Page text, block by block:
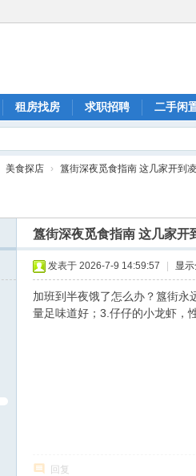
租房找房 求职招聘 二手闲
美食探店 › 簋街深夜觅食指南 这几家开到
簋街深夜觅食指南 这几家开
发表于 2026-7-9 14:59:57 显
加班到半夜饿了怎么办？簋街
量足味道好；3.仔仔的小龙虾，
回复